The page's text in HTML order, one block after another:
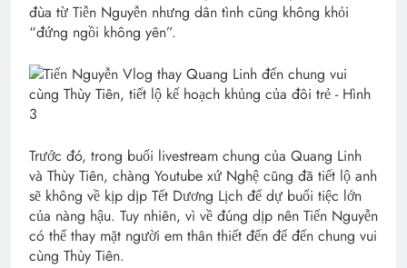
đùa từ Tiễn Nguyễn nhưng dân tình cũng không khỏi
“đứng ngồi không yên”.
Trước đó, trong buổi livestream chung của Quang Linh
và Thùy Tiên, chàng Youtube xứ Nghệ cũng đã tiết lộ anh
sẽ không về kịp dịp Tết Dương Lịch để dự buổi tiệc lớn
của nàng hậu. Tuy nhiên, vì về đúng dịp nên Tiến Nguyễn
có thể thay mặt người em thân thiết đến để đến chung vui
cùng Thùy Tiên.